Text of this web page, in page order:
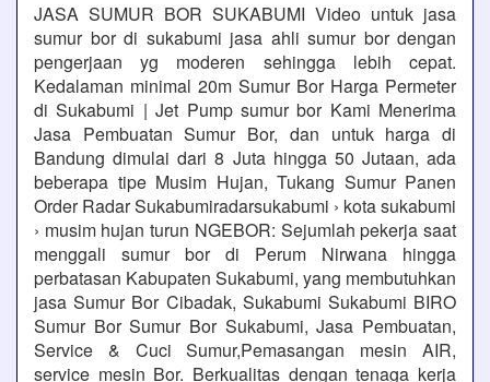
JASA SUMUR BOR SUKABUMI Video untuk jasa
sumur bor di sukabumi jasa ahli sumur bor dengan
pengerjaan yg moderen sehingga lebih cepat.
Kedalaman minimal 20m Sumur Bor Harga Permeter
di Sukabumi | Jet Pump sumur bor Kami Menerima
Jasa Pembuatan Sumur Bor, dan untuk harga di
Bandung dimulai dari 8 Juta hingga 50 Jutaan, ada
beberapa tipe Musim Hujan, Tukang Sumur Panen
Order Radar Sukabumiradarsukabumi › kota sukabumi
› musim hujan turun NGEBOR: Sejumlah pekerja saat
menggali sumur bor di Perum Nirwana hingga
perbatasan Kabupaten Sukabumi, yang membutuhkan
jasa Sumur Bor Cibadak, Sukabumi Sukabumi BIRO
Sumur Bor Sumur Bor Sukabumi, Jasa Pembuatan,
Service & Cuci Sumur,Pemasangan mesin AIR,
service mesin Bor. Berkualitas dengan tenaga kerja